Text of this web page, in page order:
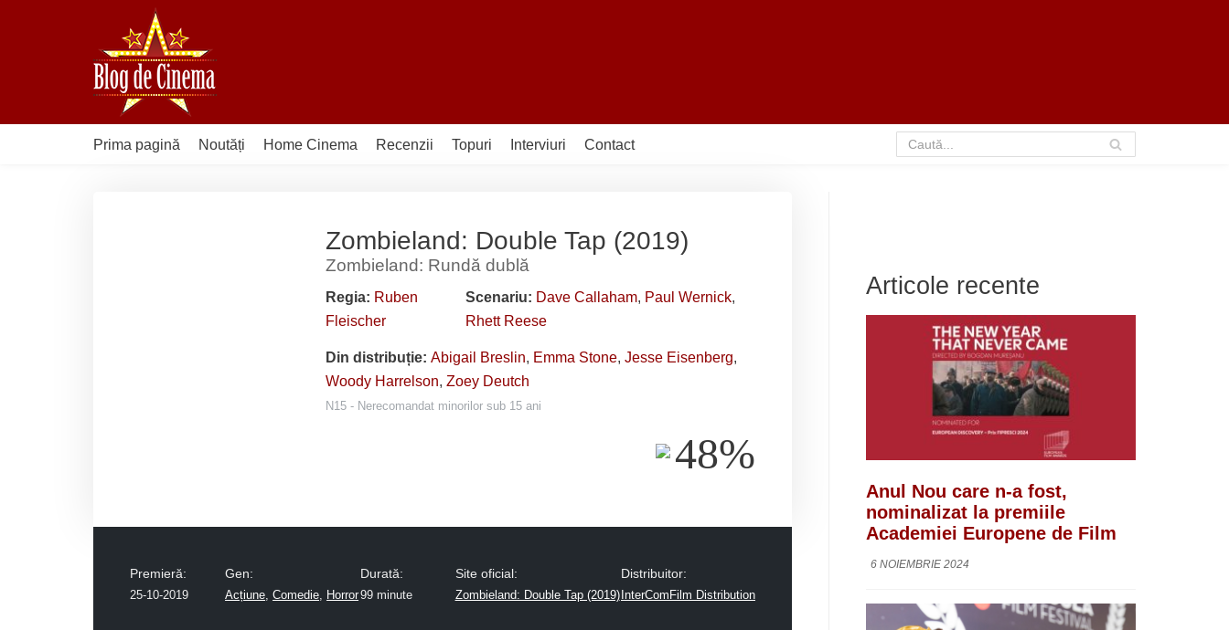
Prima pagină Noutăți Home Cinema Recenzii Topuri Interviuri Contact
Zombieland: Double Tap (2019)
Zombieland: Rundă dublă
Regia: Ruben
Fleischer
Scenariu: Dave Callaham, Paul Wernick,
Rhett Reese
Din distribuție: Abigail Breslin, Emma Stone, Jesse Eisenberg,
Woody Harrelson, Zoey Deutch
N15 - Nerecomandat minorilor sub 15 ani
48%
Premieră:
25-10-2019
Gen:
Acțiune,Comedie, Horror
Durată:
99 minute
Site oficial:
Zombieland: Double Tap (2019)
Distribuitor:
InterComFilm Distribution
Articole recente
Anul Nou care n-a fost,
nominalizat la premiile
Academiei Europene de Film
6 NOIEMBRIE 2024